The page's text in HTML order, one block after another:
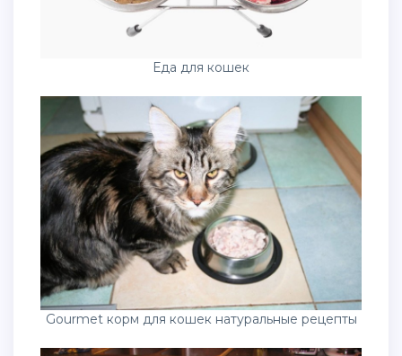
Еда для кошек
Gourmet корм для кошек натуральные рецепты